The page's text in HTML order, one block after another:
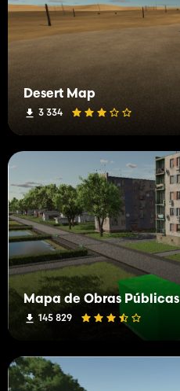
Desert Map
3 334
Mapa de Obras Públicas
145 829